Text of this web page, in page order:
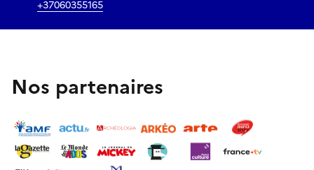
+37060355165
Nos partenaires